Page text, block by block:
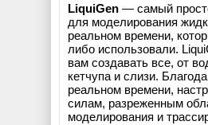
LiquiGen — самый
для моделирования
реальном времени,
либо использовали.
вам создавать все, от
кетчупа и слизи.
реальном времени,
силам, разреженным
моделирования и